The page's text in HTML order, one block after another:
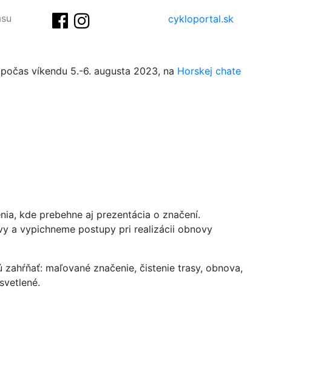
cykloportal.sk
víkendu 5.-6. augusta 2023, na Horskej chate
kde prebehne aj prezentácia o značení.
a vypichneme postupy pri realizácii obnovy
maľované značenie, čistenie trasy, obnova,